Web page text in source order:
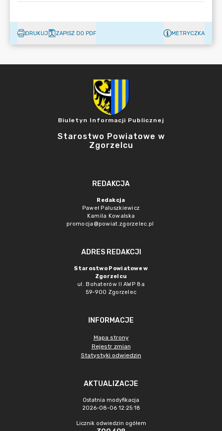
DRUKUJ ZAPISZ DO PDF METRYCZKA
Biuletyn Informacji Publicznej
Starostwo Powiatowe w
Zgorzelcu
REDAKCJA
Redakcja
Paweł Paluszkiewicz
Kamila Kowalska
promocja@powiat.zgorzelec.pl
ADRES REDAKCJI
Starostwo Powiatowe w
Zgorzelcu
ul. Bohaterów II AWP 8a
59-900 Zgorzelec
INFORMACJE
Mapa strony
Rejestr zmian
Statystyki odwiedzin
AKTUALIZACJE
Ostatnia modyfikacja
2026-08-06 12:25:18
Licznik odwiedzin ogółem